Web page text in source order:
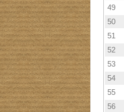
49
50
51
52
53
54
55
56